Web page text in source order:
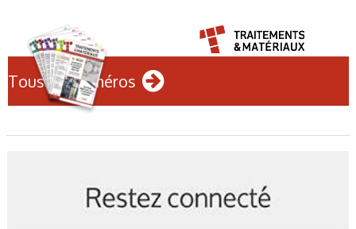
Tous les numéros